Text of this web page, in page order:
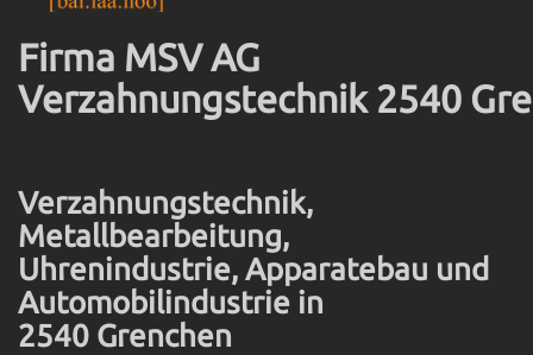
Firma MSV AG
Verzahnungstechnik 2540
Verzahnungstechnik,
Metallbearbeitung,
Uhrenindustrie, Apparatebau und
Automobilindustrie in
2540 Grenchen